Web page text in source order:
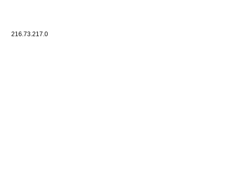
216.73.217.0